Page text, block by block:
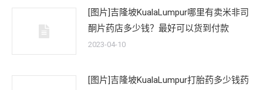
[图片]吉隆坡KualaLumpur哪里有卖米非司
酮片药店多少钱？最好可以货到付款
2023-04-10
[图片]吉隆坡KualaLumpur打胎药多少钱药